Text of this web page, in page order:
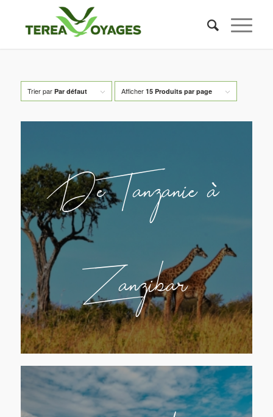
Trier par Par défaut Afficher 15 Produits par page
De Tanzanie à
Zanzibar